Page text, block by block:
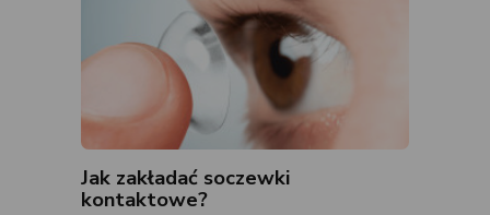
Jak zakładać soczewki
kontaktowe?